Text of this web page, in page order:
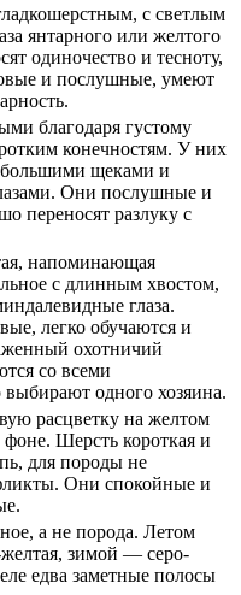
с светлым
янтарного или желтого
одиночество и тесноту,
и послушные, умеют
благодаря густому
конечностям. У них
большими щеками и
Они послушные и
переносят разлуку с
напоминающая
с длинным хвостом,
глаза.
легко обучаются и
охотничий
со всеми
одного хозяина.
расцветку на желтом
Шерсть короткая и
для породы не
Они спокойные и
а не порода. Летом
желтая, зимой — серо-
едва заметные полосы